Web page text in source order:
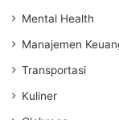
Mental Health
Manajemen
Transportasi
Kuliner